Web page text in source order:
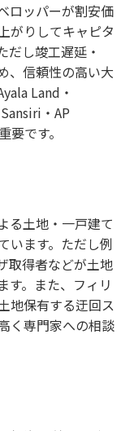
ロッパーが割安価
がりしてキャピタ
だし竣工遅延・
、信頼性の高い大
Land・
・AP
です。
る土地・一戸建て
います。ただし例
取得者などが土地
す。また、フィリ
地保有する迂回ス
く専門家への相談